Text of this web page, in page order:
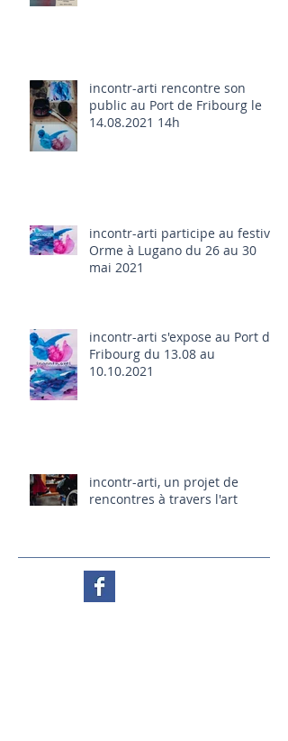
incontr-arti rencontre son
public au Port de Fribourg le
14.08.2021 14h
incontr-arti participe au festival
Orme à Lugano du 26 au 30
mai 2021
incontr-arti s'expose au Port de
Fribourg du 13.08 au
10.10.2021
incontr-arti, un projet de
rencontres à travers l'art